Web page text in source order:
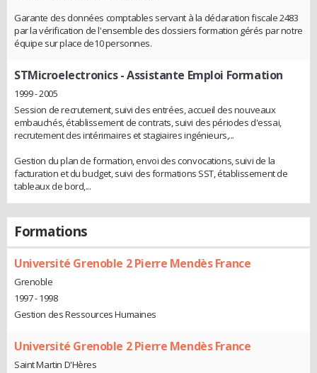
Garante des données comptables servant à la déclaration fiscale 2483
par la vérification de l'ensemble des dossiers formation gérés par notre
équipe sur place de10 personnes.
STMicroelectronics- Assistante Emploi Formation
1999 - 2005
Session de recrutement, suivi des entrées, accueil des nouveaux
embauchés, établissement de contrats, suivi des périodes d'essai,
recrutement des intérimaires et stagiaires ingénieurs,...
Gestion du plan de formation, envoi des convocations, suivi de la
facturation et du budget, suivi des formations SST, établissement de
tableaux de bord,...
Formations
Université Grenoble 2 Pierre Mendès France
Grenoble
1997 - 1998
Gestion des Ressources Humaines
Université Grenoble 2 Pierre Mendès France
Saint Martin D'Hères